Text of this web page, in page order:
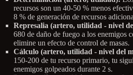
recursos son un 40-50 % menos
8 % de generación de recursos
Represalia (artero, utilidad - nivel
680 de daño de fuego a los enemigos
elimine un efecto de control de masas.
Cálculo (artero, utilidad - nivel del
150-200 de tu recurso primario, tu
enemigos golpeados durante 2 s.